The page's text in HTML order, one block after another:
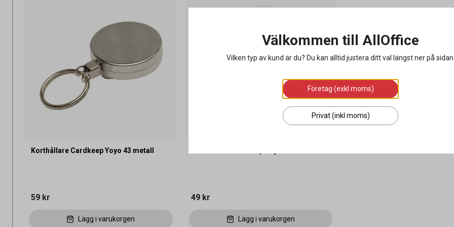
Korthållare Cardkeep Yoyo 43 metall
59 kr
Lägg i varukorgen
49 kr
Lägg i varukorgen
Välkommen till AllOffice
Vilken typ av kund är du? Du kan alltid justera ditt val längst ner på
Företag (exkl moms)
Privat (inkl moms)